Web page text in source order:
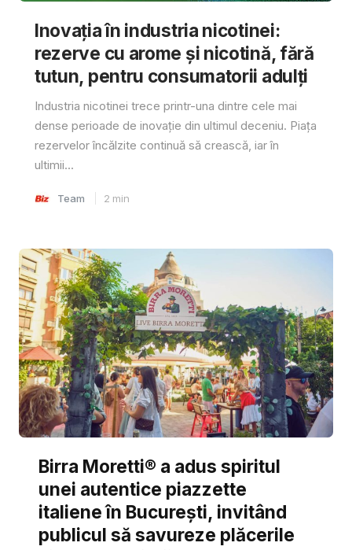
Inovația în industria nicotinei:
rezerve cu arome și nicotină, fără
tutun, pentru consumatorii adulți
Industria nicotinei trece printr-una dintre cele mai
dense perioade de inovație din ultimul deceniu. Piața
rezervelor încălzite continuă să crească, iar în
ultimii...
Team 2 min
Birra Moretti® a adus spiritul
unei autentice piazzette
italiene în București, invitând
publicul să savureze plăcerile